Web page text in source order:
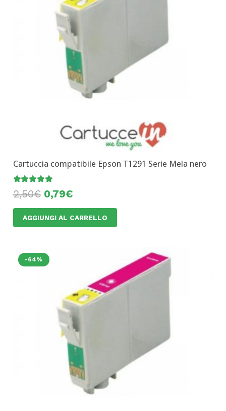
Cartuccia compatibile Epson T1291 Serie Mela nero
Valutato
2,50€ 0,79€
AGGIUNGI AL CARRELLO
-64%